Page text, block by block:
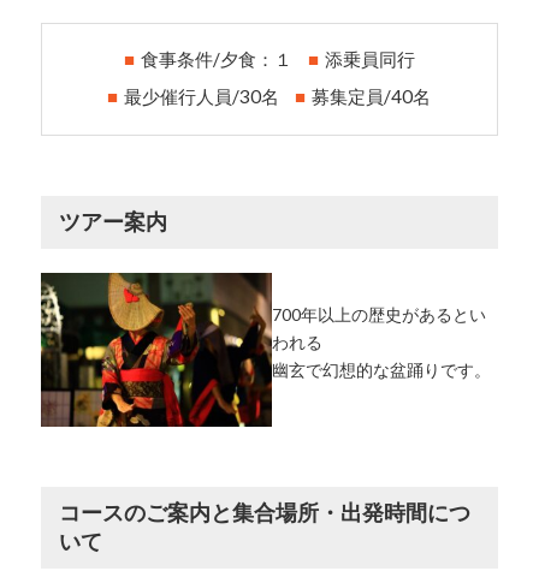
食事条件/夕食：１
添乗員同行
最少催行人員/30名
募集定員/40名
ツアー案内
700年以上の歴史があるとい
われる
幽玄で幻想的な盆踊りです。
コースのご案内と集合場所・出発時間につ
いて